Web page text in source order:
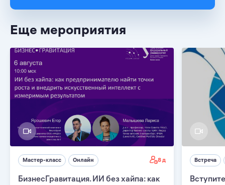
Еще мероприятия
Мастер-класс Онлайн 8 д
БизнесГравитация. ИИ без хайпа: как
Встреча